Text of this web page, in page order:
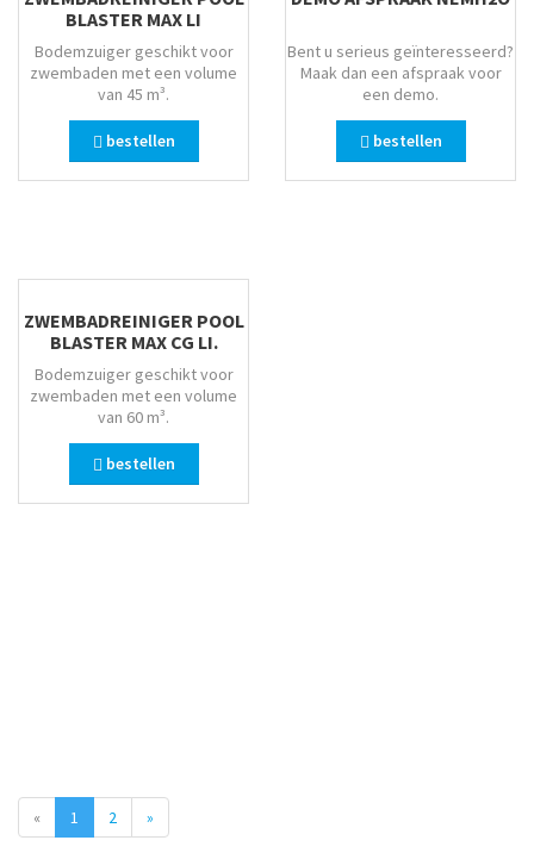
BLASTER MAX LI
Bodemzuiger geschikt voor
zwembaden met een volume
van 45 m³.
bestellen
Bent u serieus geïnteresseerd?
Maak dan een afspraak voor
een demo.
bestellen
ZWEMBADREINIGER POOL
BLASTER MAX CG LI.
Bodemzuiger geschikt voor
zwembaden met een volume
van 60 m³.
bestellen
« 1 2 »